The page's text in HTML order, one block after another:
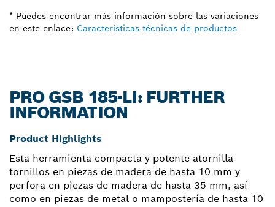
* Puedes encontrar más información sobre las variaciones
en este enlace: Características técnicas de productos
PRO GSB 185-LI: FURTHER
INFORMATION
Product Highlights
Esta herramienta compacta y potente atornilla
tornillos en piezas de madera de hasta 10 mm y
perfora en piezas de madera de hasta 35 mm, así
como en piezas de metal o mampostería de hasta 10